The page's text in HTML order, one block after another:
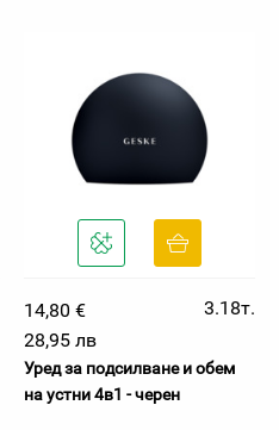
14,80 €
3.18т.
28,95 лв
Уред за подсилване и обем
на устни 4в1 - черен